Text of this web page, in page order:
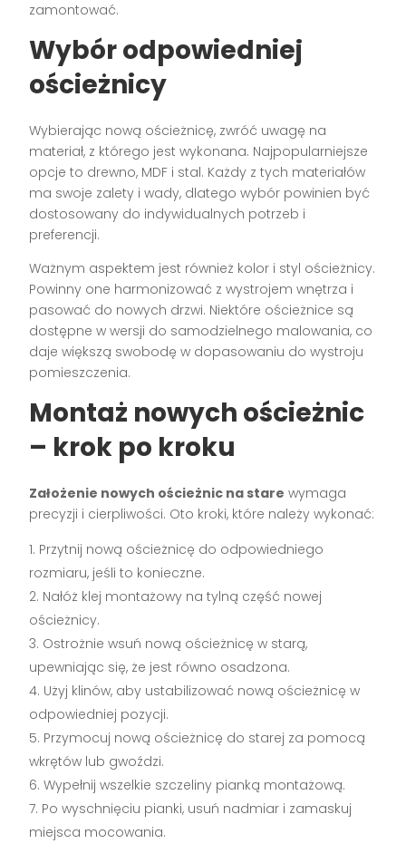
zamontować.
Wybór odpowiedniej
ościeżnicy
Wybierając nową ościeżnicę, zwróć uwagę na
materiał, z którego jest wykonana. Najpopularniejsze
opcje to drewno, MDF i stal. Każdy z tych materiałów
ma swoje zalety i wady, dlatego wybór powinien być
dostosowany do indywidualnych potrzeb i
preferencji.
Ważnym aspektem jest również kolor i styl ościeżnicy.
Powinny one harmonizować z wystrojem wnętrza i
pasować do nowych drzwi. Niektóre ościeżnice są
dostępne w wersji do samodzielnego malowania, co
daje większą swobodę w dopasowaniu do wystroju
pomieszczenia.
Montaż nowych ościeżnic
– krok po kroku
Założenie nowych ościeżnic na stare wymaga
precyzji i cierpliwości. Oto kroki, które należy wykonać:
Przytnij nową ościeżnicę do odpowiedniego
rozmiaru, jeśli to konieczne.
Nałóż klej montażowy na tylną część nowej
ościeżnicy.
Ostrożnie wsuń nową ościeżnicę w starą,
upewniając się, że jest równo osadzona.
Użyj klinów, aby ustabilizować nową ościeżnicę w
odpowiedniej pozycji.
Przymocuj nową ościeżnicę do starej za pomocą
wkrętów lub gwoździ.
Wypełnij wszelkie szczeliny pianką montażową.
Po wyschnięciu pianki, usuń nadmiar i zamaskuj
miejsca mocowania.